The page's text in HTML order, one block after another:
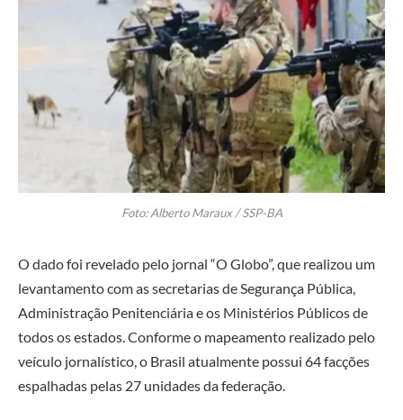
Foto: Alberto Maraux / SSP-BA
O dado foi revelado pelo jornal “O Globo”, que realizou um
levantamento com as secretarias de Segurança Pública,
Administração Penitenciária e os Ministérios Públicos de
todos os estados. Conforme o mapeamento realizado pelo
veículo jornalístico, o Brasil atualmente possui 64 facções
espalhadas pelas 27 unidades da federação.